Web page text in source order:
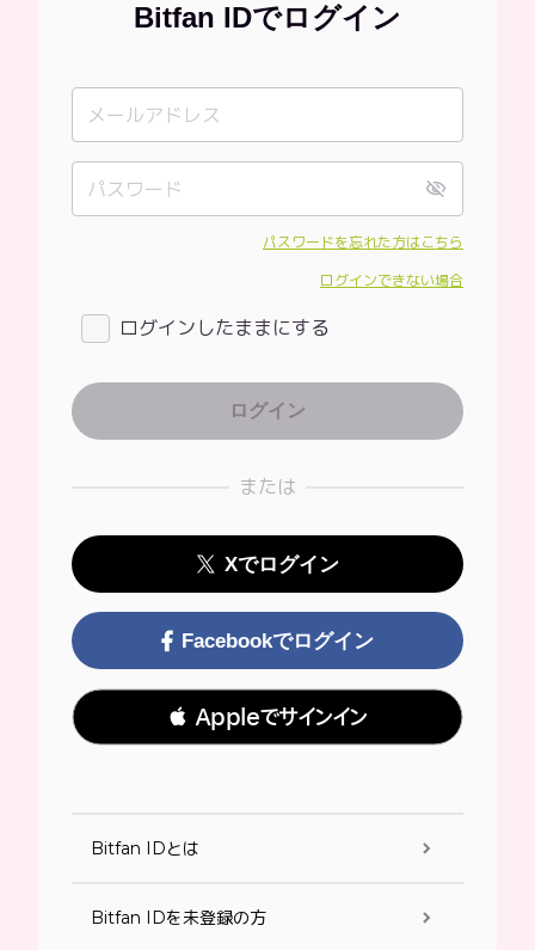
Bitfan IDでログイン
パスワードを忘れた方はこちら
ログインできない場合
ログインしたままにする
または
Xでログイン
Facebookでログイン
 Appleでサインイン
Bitfan IDとは
Bitfan IDを未登録の方